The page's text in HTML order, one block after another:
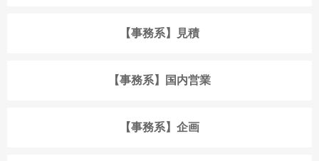
【事務系】見積
【事務系】国内営業
【事務系】企画